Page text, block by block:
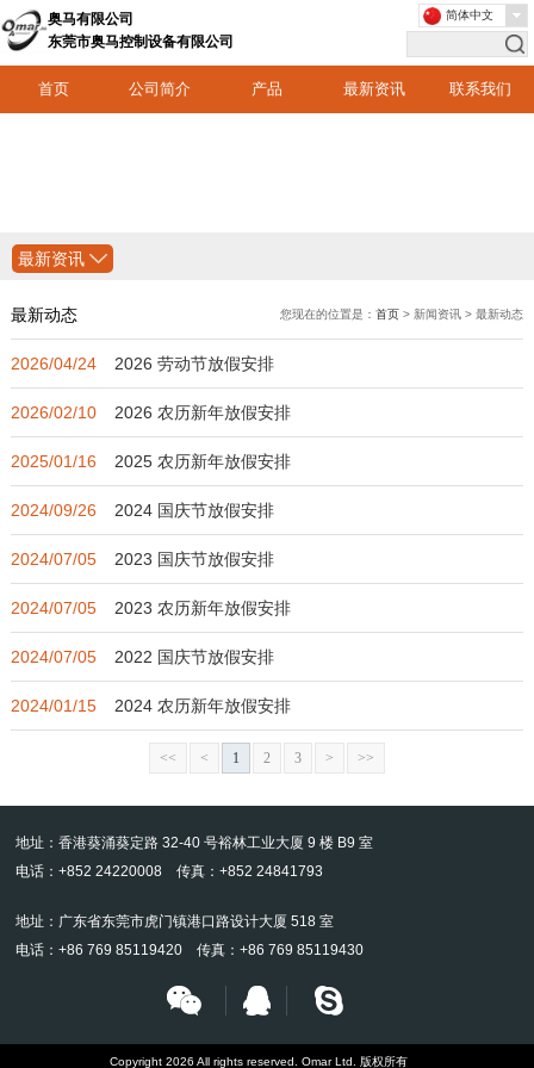
奥马有限公司
东莞市奥马控制设备有限公司
首页 公司简介 产品 最新资讯 联系我们
简体中文
最新资讯
最新动态 您现在的位置是：首页 > 新闻资讯 > 最新动态
2026/04/24 2026 劳动节放假安排
2026/02/10 2026 农历新年放假安排
2025/01/16 2025 农历新年放假安排
2024/09/26 2024 国庆节放假安排
2024/07/05 2023 国庆节放假安排
2024/07/05 2023 农历新年放假安排
2024/07/05 2022 国庆节放假安排
2024/01/15 2024 农历新年放假安排
<< < 1 2 3 > >>
地址：香港葵涌葵定路 32-40 号裕林工业大厦 9 楼 B9 室
电话：+852 24220008 传真：+852 24841793
地址：广东省东莞市虎门镇港口路设计大厦 518 室
电话：+86 769 85119420 传真：+86 769 85119430
Copyright 2026 All rights reserved. Omar Ltd. 版权所有